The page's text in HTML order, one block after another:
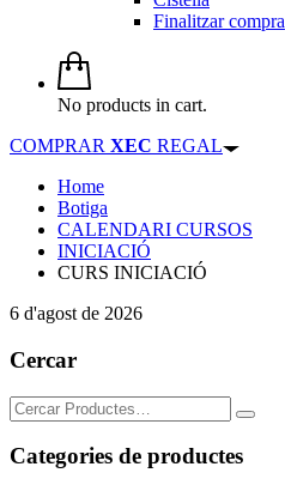
Finalitzar compra
No products in cart.
COMPRAR XEC REGAL
Home
Botiga
CALENDARI CURSOS
INICIACIÓ
CURS INICIACIÓ
6 d'agost de 2026
Cercar
Search
for:
Categories de productes